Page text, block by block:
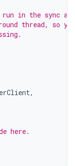
in the sync
thread, so
,
here.